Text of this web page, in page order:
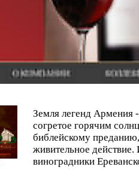
Земля легенд Армения
согретое горячим
библейскому
живительное
виноградники